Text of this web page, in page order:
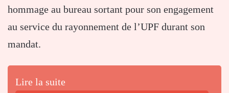
hommage au bureau sortant pour son engagement
au service du rayonnement de l’UPF durant son
mandat.
Lire la suite